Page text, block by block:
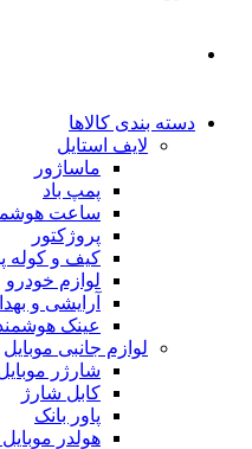
دسته بندی کالاها
لایف استایل
ماساژور
پمپ باد
ساعت
پروژکتور
کیف و کوله
لوازم خودرو
آرایشی و
عینک
لوازم جانبی موبایل
شارژر
کابل شارژ
پاور بانک
هولدر